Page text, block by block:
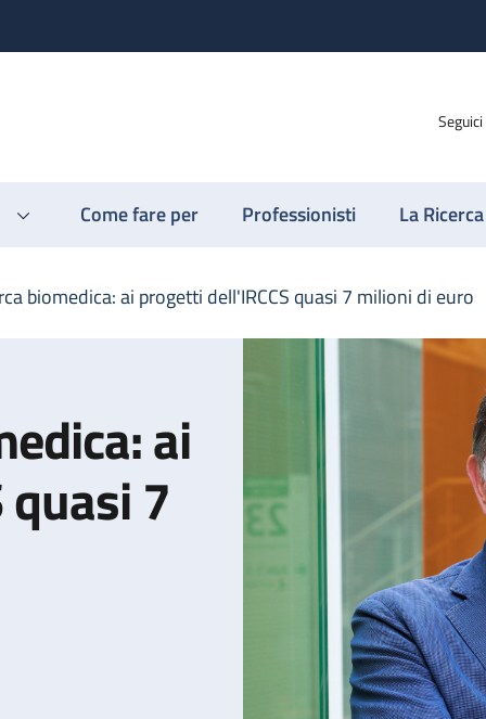
Seguici
Come fare per Professionisti La Ricerca
biomedica: ai progetti dell'IRCCS quasi 7 milioni di euro
ai
7